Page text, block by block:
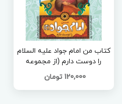
کتاب من امام جواد علیه السلام
را دوست دارم (از مجموعه
14جلدی من اهل بیت را دوست
دارم )
120,000 تومان